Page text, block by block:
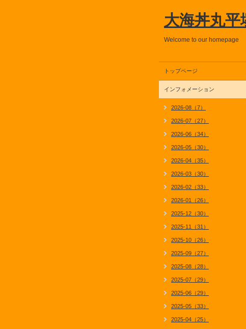
大海丼丸平
Welcome to our homepage
トップページ
インフォメーション
2026-08（7）
2026-07（27）
2026-06（34）
2026-05（30）
2026-04（35）
2026-03（30）
2026-02（33）
2026-01（26）
2025-12（30）
2025-11（31）
2025-10（26）
2025-09（27）
2025-08（28）
2025-07（29）
2025-06（29）
2025-05（33）
2025-04（25）